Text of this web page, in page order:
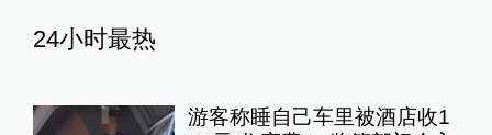
24小时最热
游客称睡自己车里被酒店收1